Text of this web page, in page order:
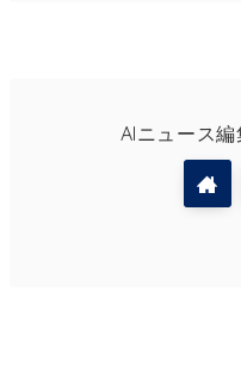
AIニュース